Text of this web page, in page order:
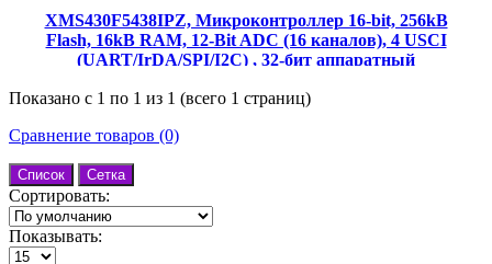
XMS430F5438IPZ, Микроконтроллер 16-bit, 256kB
Flash, 16kB RAM, 12-Bit ADC (16 каналов), 4 USCI
(UART/IrDA/SPI/I2C) , 32-бит аппаратный
System, RTC, DMA
Показано с 1 по 1 из 1 (всего 1 страниц)
Сравнение товаров (0)
Список Сетка
Сортировать:
Показывать: